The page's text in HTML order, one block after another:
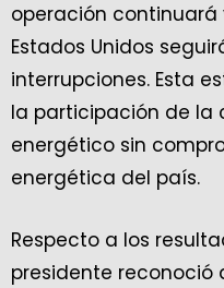
operación
Estados Unidos
interrupciones. Esta
la participación de la
energético sin
energética del país.
Respecto a los
presidente reconoció